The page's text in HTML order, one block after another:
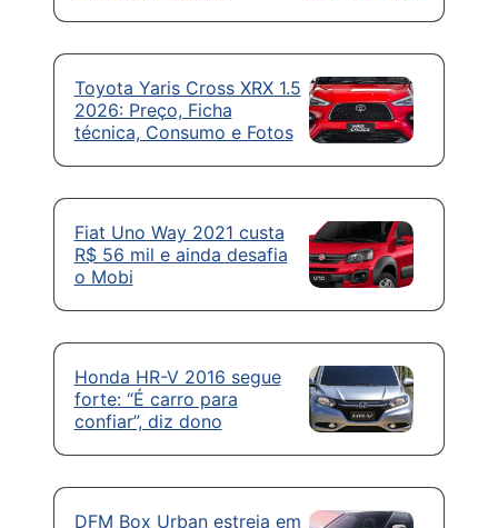
Toyota Yaris Cross XRX 1.5
2026: Preço, Ficha
técnica, Consumo e Fotos
Fiat Uno Way 2021 custa
R$ 56 mil e ainda desafia
o Mobi
Honda HR-V 2016 segue
forte: “É carro para
confiar”, diz dono
DFM Box Urban estreia em